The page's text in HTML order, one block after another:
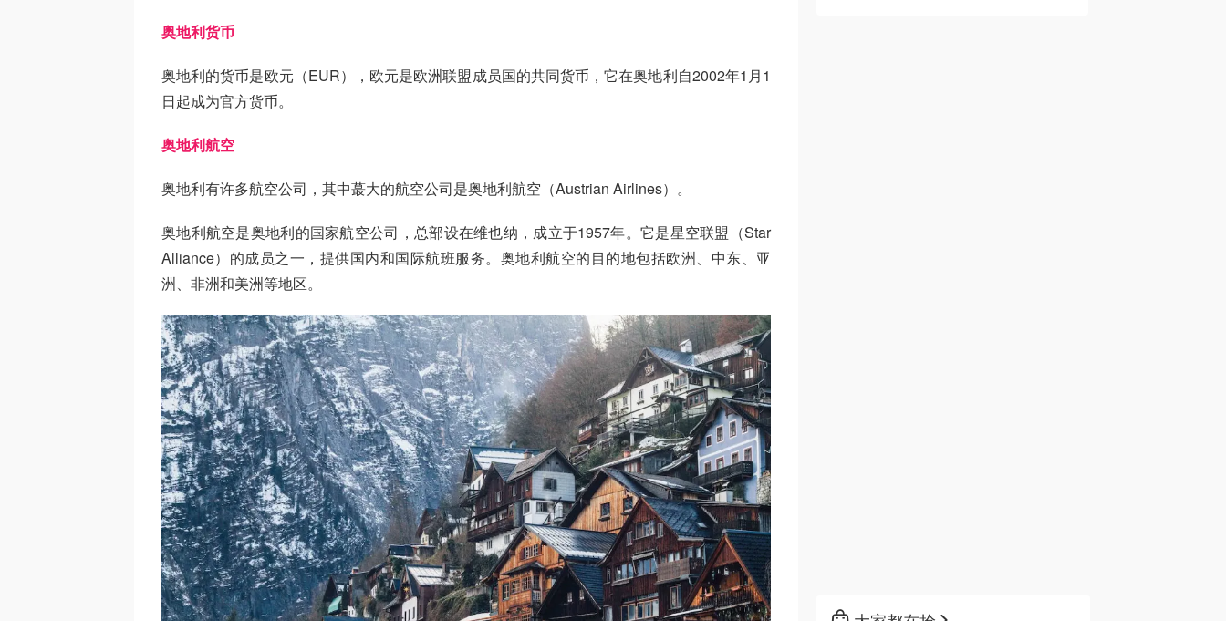
奥地利货币
奥地利的货币是欧元（EUR），欧元是欧洲联盟成员国的共同货币，它在奥地利自2002年1月1
日起成为官方货币。
奥地利航空
奥地利有许多航空公司，其中蕞大的航空公司是奥地利航空（Austrian Airlines）。
奥地利航空是奥地利的国家航空公司，总部设在维也纳，成立于1957年。它是星空联盟（Star
Alliance）的成员之一，提供国内和国际航班服务。奥地利航空的目的地包括欧洲、中东、亚
洲、非洲和美洲等地区。